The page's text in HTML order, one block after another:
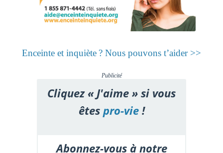
Enceinte et inquiète ? Nous pouvons t’aider >>
Publicité
Cliquez « J'aime » si vous
êtespro-vie!
Abonnez-vous à notre